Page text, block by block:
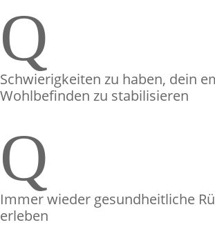
Q
Schwierigkeiten zu haben, dein
Wohlbefinden zu stabilisieren
Q
Immer wieder gesundheitliche
erleben